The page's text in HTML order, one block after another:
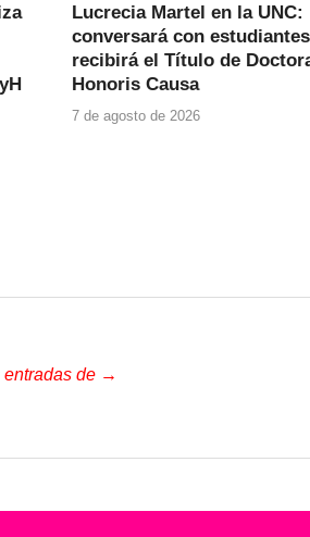
Lucrecia Martel en la UNC:
conversará con
recibirá el Título de
Honoris Causa
7 de agosto de 2026
entradas de →